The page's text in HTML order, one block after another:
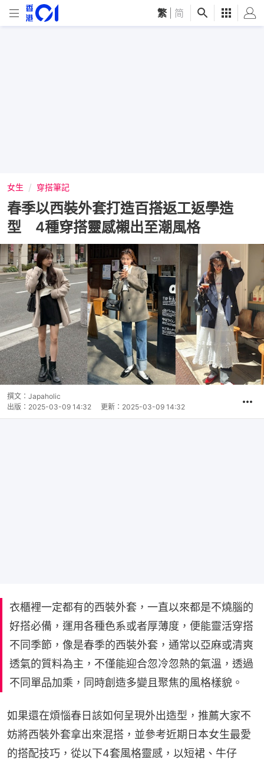
繁 简
女生 穿搭筆記
春季以西裝外套打造百搭返工返學造
型 4種穿搭靈感襯出至潮風格
撰文： Japaholic
出版： 2025-03-09 14:32 更新： 2025-03-09 14:32
衣櫃裡一定都有的西裝外套，一直以來都是不燒腦的
好搭必備，運用各種色系或者厚薄度，便能靈活穿搭
不同季節，像是春季的西裝外套，通常以亞麻或清爽
透氣的質料為主，不僅能迎合忽冷忽熱的氣溫，透過
不同單品加乘，同時創造多變且聚焦的風格樣貌。
如果還在煩惱春日該如何呈現外出造型，推薦大家不
妨將西裝外套拿出來混搭，並參考近期日本女生最愛
的搭配技巧，從以下4套風格靈感，以短裙、牛仔